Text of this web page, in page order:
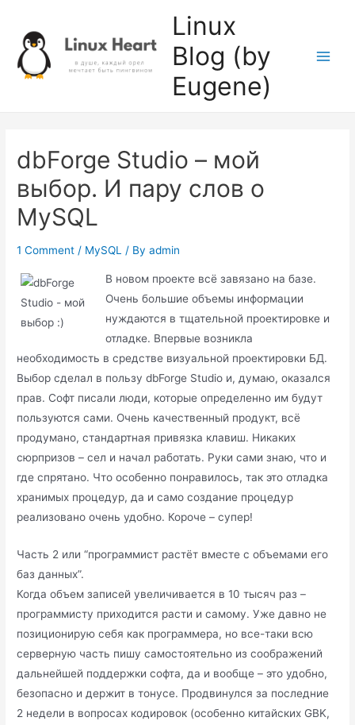
content
Linux
Blog (by
Eugene)
dbForge Studio – мой
выбор. И пару слов о
MySQL
1 Comment / MySQL / Byadmin
В новом проекте всё завязано на базе.
Очень большие объемы информации
нуждаются в тщательной проектировке и
отладке. Впервые возникла
необходимость в средстве визуальной проектировки БД.
Выбор сделал в пользу dbForge Studio и, думаю, оказался
прав. Софт писали люди, которые определенно им будут
пользуются сами. Очень качественный продукт, всё
продумано, стандартная привязка клавиш. Никаких
сюрпризов – сел и начал работать. Руки сами знаю, что и
где спрятано. Что особенно понравилось, так это отладка
хранимых процедур, да и само создание процедур
реализовано очень удобно. Короче – супер!
Часть 2 или “программист растёт вместе с объемами его
баз данных”.
Когда объем записей увеличивается в 10 тысяч раз –
программисту приходится расти и самому. Уже давно не
позиционирую себя как программера, но все-таки всю
серверную часть пишу самостоятельно из соображений
дальнейшей поддержки софта, да и вообще – это удобно,
безопасно и держит в тонусе. Продвинулся за последние
2 недели в вопросах кодировок (особенно китайских GBK,